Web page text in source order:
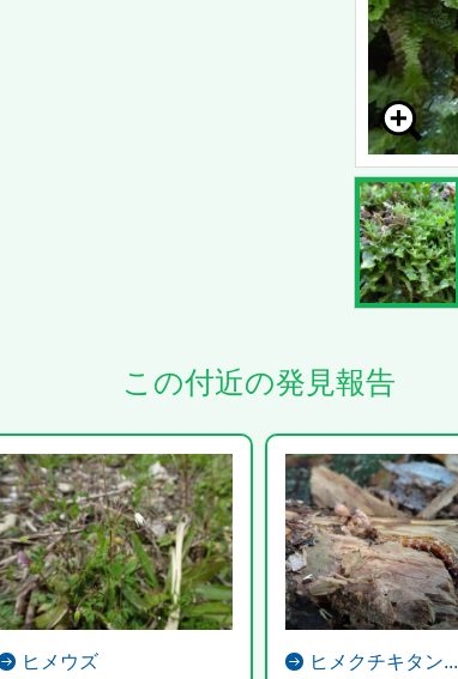
この付近の発見報告
ヒメウズ ヒメクチキタン...